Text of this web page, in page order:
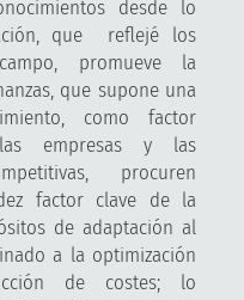
desde lo
que reflejé los
promueve la
que supone una
como factor
empresas y las
procuren
factor clave de la
de adaptación al
a la optimización
de costes; lo